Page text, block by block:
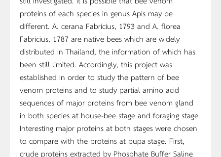
proteins of each species in genus Apis may be
different. A. cerana Fabricius, 1793 and A. florea
Fabricius, 1787 are native bees which are widely
distributed in Thailand, the information of which has
been still limited. Accordingly, this project was
established in order to study the pattern of bee
venom proteins and to study partial amino acid
sequences of major proteins from bee venom gland
in both species at house-bee stage and foraging stage.
Interesting major proteins at both stages were chosen
to compare with the proteins at pupa stage. First,
crude proteins extracted by Phosphate Buffer Saline